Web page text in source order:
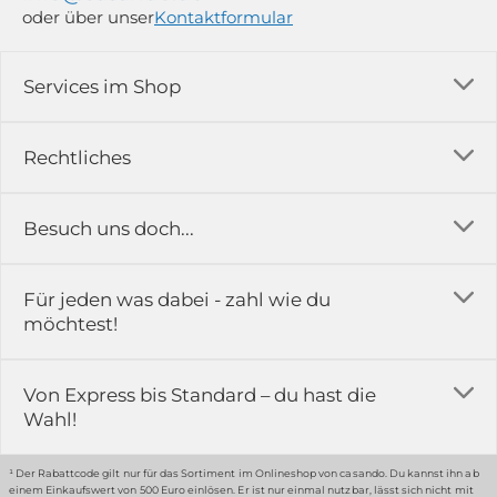
Rechtliches
Impressum
Rückgabe & Reklamation
Widerrufsrecht
Datenschutz-Einstellung
Services im Shop
Versandkosten
Erfahrungsberichte & Bewertungen
Kontakt
Karriere
Gewerbekunden
Grounding Page
Besuch uns doch...
in der Ausstellung...
51789 Lindlar
Hinweis:
oder über unserKontaktformular
Für jeden was dabei - zahl wie du
möchtest!
Von Express bis Standard – du hast die
Wahl!
¹ Der Rabattcode gilt nur für das Sortiment im Onlineshop von casando. Du kannst ihn ab
einem Einkaufswert von 500 Euro einlösen. Er ist nur einmal nutzbar, lässt sich nicht mit